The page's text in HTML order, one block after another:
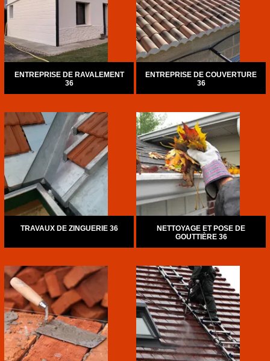
ENTREPRISE DE RAVALEMENT
36
ENTREPRISE DE COUVERTURE
36
TRAVAUX DE ZINGUERIE 36
NETTOYAGE ET POSE DE
GOUTTIÈRE 36